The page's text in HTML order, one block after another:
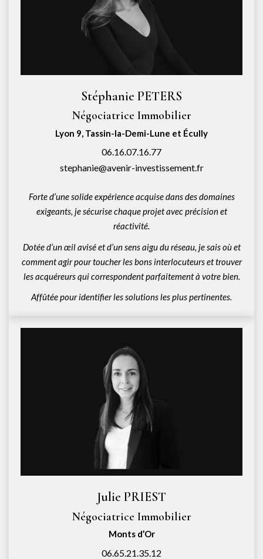
Stéphanie PETERS
Négociatrice Immobilier
Lyon 9, Tassin-la-Demi-Lune et Écully
06.16.07.16.77
stephanie@avenir-investissement.fr
Forte d’une solide expérience acquise dans des domaines
exigeants, je sécurise chaque projet avec précision et
réactivité.
Dotée d’un œil avisé et d’un sens aigu du réseau, je sais où et
comment agir pour toucher les bons interlocuteurs et trouver
les acquéreurs qui correspondent parfaitement à votre bien.
Affûtée pour identifier les solutions les plus pertinentes.
Julie PRIEST
Négociatrice Immobilier
Monts d’Or
06.65.21.35.12